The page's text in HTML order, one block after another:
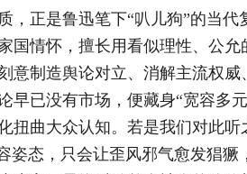
，正是鲁迅笔下“叭儿狗”的当代
国情怀，擅长用看似理性、公允
意制造舆论对立、消解主流权威
早已没有市场，便藏身“宽容多
扭曲大众认知。若是我们对此
姿态，只会让歪风邪气愈发猖獗